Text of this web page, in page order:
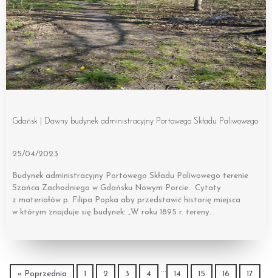
Gdańsk | Dawny budynek administracyjny Portowego Składu Paliwowego
25/04/2023
Budynek administracyjny Portowego Składu Paliwowego terenie
Szańca Zachodniego w Gdańsku Nowym Porcie. Cytaty
z materiałów p. Filipa Popka aby przedstawić historię miejsca
w którym znajduje się budynek: „W roku 1895 r. tereny…
« Poprzednia 1 2 3 4
…
14 15 16 17